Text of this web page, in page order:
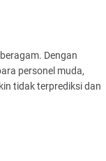
Dengan
personel muda,
tidak terprediksi dan